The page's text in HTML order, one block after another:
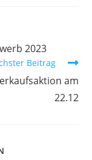
2023
Beitrag
am
22.12